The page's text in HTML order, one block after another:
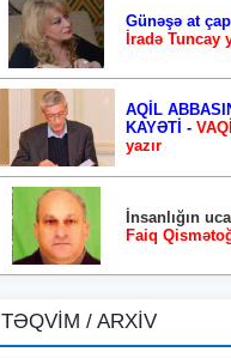
Günəşə at
İradə Tuncay
AQİL
KAYƏTİ -
yazır
İnsanlığın
Faiq
TƏQVİM / ARXİV